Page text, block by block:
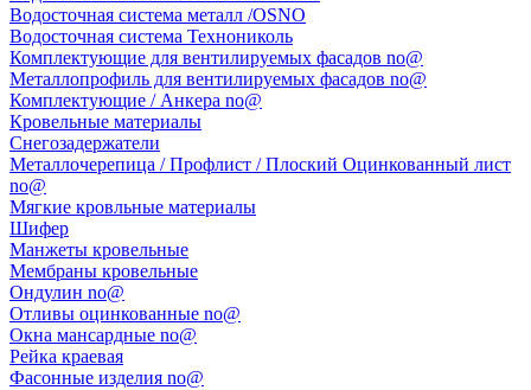
Водосточная система металл /OSNO
Водосточная система Технониколь
Комплектующие для вентилируемых фасадов no@
Металлопрофиль для вентилируемых фасадов no@
Комплектующие / Анкера no@
Кровельные материалы
Снегозадержатели
Металлочерепица / Профлист / Плоский Оцинкованный лист
no@
Мягкие кровльные материалы
Шифер
Манжеты кровельные
Мембраны кровельные
Ондулин no@
Отливы оцинкованные no@
Окна мансардные no@
Рейка краевая
Фасонные изделия no@